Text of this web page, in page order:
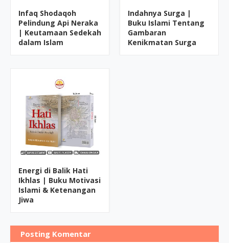
Infaq Shodaqoh
Pelindung Api Neraka
| Keutamaan Sedekah
dalam Islam
Indahnya Surga |
Buku Islami Tentang
Gambaran
Kenikmatan Surga
Energi di Balik Hati
Ikhlas | Buku Motivasi
Islami & Ketenangan
Jiwa
Posting Komentar